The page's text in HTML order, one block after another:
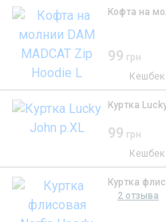
Кофта на
99 грн
Куртка
99 грн
2 отзыва
Куртка